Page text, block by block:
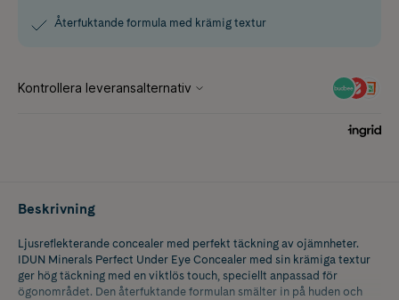
Återfuktande formula med krämig textur
Beskrivning
Ljusreflekterande concealer med perfekt täckning av ojämnheter.
IDUN Minerals Perfect Under Eye Concealer med sin krämiga textur
ger hög täckning med en viktlös touch, speciellt anpassad för
ögonområdet. Den återfuktande formulan smälter in på huden och